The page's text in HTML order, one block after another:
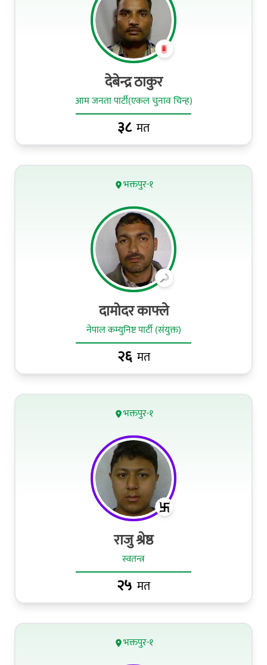
देबेन्द्र ठाकुर
आम जनता पार्टी(एकल चुनाव चिन्ह)
३८ मत
भक्तपुर-१
दामोदर काफ्ले
नेपाल कम्युनिष्ट पार्टी (संयुक्त)
२६ मत
भक्तपुर-१
राजु श्रेष्ठ
स्वतन्त्र
२५ मत
भक्तपुर-१